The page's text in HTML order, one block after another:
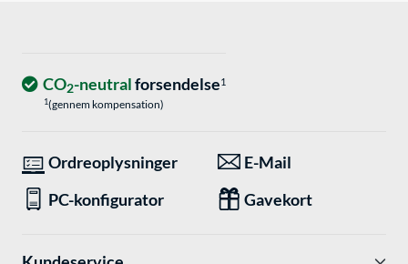
CO2-neutralforsendelse1
1(gennem kompensation)
Ordreoplysninger
E-Mail
PC-konfigurator
Gavekort